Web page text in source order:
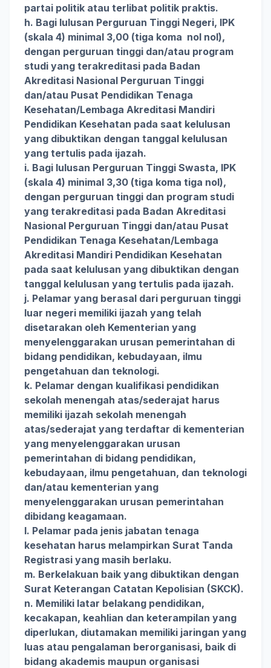
partai politik atau terlibat politik praktis.
h. Bagi lulusan Perguruan Tinggi Negeri, IPK
(skala 4) minimal 3,00 (tiga koma nol nol),
dengan perguruan tinggi dan/atau program
studi yang terakreditasi pada Badan
Akreditasi Nasional Perguruan Tinggi
dan/atau Pusat Pendidikan Tenaga
Kesehatan/Lembaga Akreditasi Mandiri
Pendidikan Kesehatan pada saat kelulusan
yang dibuktikan dengan tanggal kelulusan
yang tertulis pada ijazah.
i. Bagi lulusan Perguruan Tinggi Swasta, IPK
(skala 4) minimal 3,30 (tiga koma tiga nol),
dengan perguruan tinggi dan program studi
yang terakreditasi pada Badan Akreditasi
Nasional Perguruan Tinggi dan/atau Pusat
Pendidikan Tenaga Kesehatan/Lembaga
Akreditasi Mandiri Pendidikan Kesehatan
pada saat kelulusan yang dibuktikan dengan
tanggal kelulusan yang tertulis pada ijazah.
j. Pelamar yang berasal dari perguruan tinggi
luar negeri memiliki ijazah yang telah
disetarakan oleh Kementerian yang
menyelenggarakan urusan pemerintahan di
bidang pendidikan, kebudayaan, ilmu
pengetahuan dan teknologi.
k. Pelamar dengan kualifikasi pendidikan
sekolah menengah atas/sederajat harus
memiliki ijazah sekolah menengah
atas/sederajat yang terdaftar di kementerian
yang menyelenggarakan urusan
pemerintahan di bidang pendidikan,
kebudayaan, ilmu pengetahuan, dan teknologi
dan/atau kementerian yang
menyelenggarakan urusan pemerintahan
dibidang keagamaan.
l. Pelamar pada jenis jabatan tenaga
kesehatan harus melampirkan Surat Tanda
Registrasi yang masih berlaku.
m. Berkelakuan baik yang dibuktikan dengan
Surat Keterangan Catatan Kepolisian (SKCK).
n. Memiliki latar belakang pendidikan,
kecakapan, keahlian dan keterampilan yang
diperlukan, diutamakan memiliki jaringan yang
luas atau pengalaman berorganisasi, baik di
bidang akademis maupun organisasi